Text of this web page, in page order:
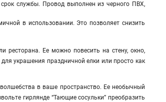
срок службы. Провод выполнен из черного ПВХ,
в использовании. Это позволяет снизить
ресторана. Ее можно повесить на стену, окно,
украшения праздничной елки или просто как
в ваше пространство. Ее необычный
гирлянде “Тающие сосульки” преобразить